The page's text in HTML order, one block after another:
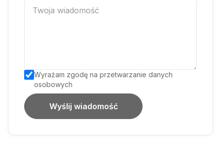
Wyrażam zgodę na przetwarzanie danych
osobowych
Wyślij wiadomość